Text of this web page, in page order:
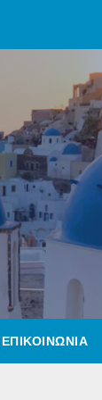
ΕΠΙΚΟΙΝΩΝΙΑ